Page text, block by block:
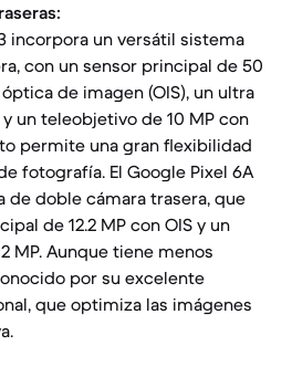
incorpora un versátil sistema
con un sensor principal de 50
de imagen (OIS), un ultra
un teleobjetivo de 10 MP con
permite una gran flexibilidad
fotografía. El Google Pixel 6A
de doble cámara trasera, que
de 12.2 MP con OIS y un
MP. Aunque tiene menos
por su excelente
que optimiza las imágenes